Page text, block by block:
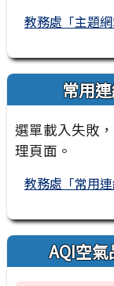
教務處「主題
常用
選單載入失敗
理頁面。
教務處「常用
AQI空氣